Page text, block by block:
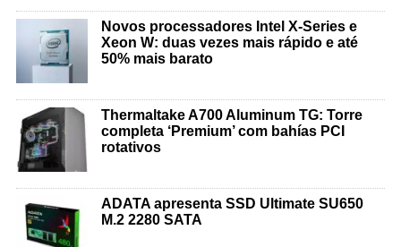
Novos processadores Intel X-Series e
Xeon W: duas vezes mais rápido e até
50% mais barato
Thermaltake A700 Aluminum TG: Torre
completa ‘Premium’ com bahías PCI
rotativos
ADATA apresenta SSD Ultimate SU650
M.2 2280 SATA